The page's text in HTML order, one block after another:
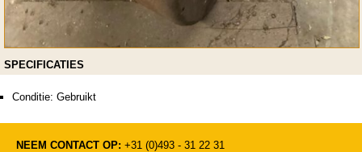
SPECIFICATIES
Conditie: Gebruikt
NEEM CONTACT OP: +31 (0)493 - 31 22 31